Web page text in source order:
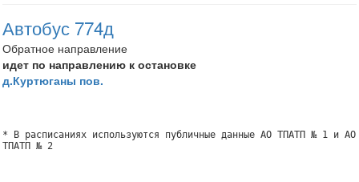
Автобус 774д
Обратное направление
идет по направлению к остановке
д.Куртюганы пов.
* В расписаниях используются публичные данные АО ТПАТП № 1 и АО
ТПАТП № 2